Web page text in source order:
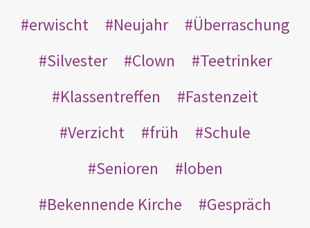
erwischt
Neujahr
Überraschung
Silvester
Clown
Teetrinker
Klassentreffen
Fastenzeit
Verzicht
früh
Schule
Senioren
loben
Bekennende Kirche
Gespräch